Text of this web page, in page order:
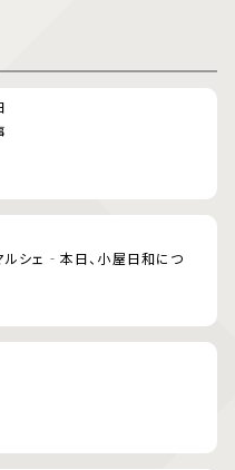
ルシェ‐本日、小屋日和につ